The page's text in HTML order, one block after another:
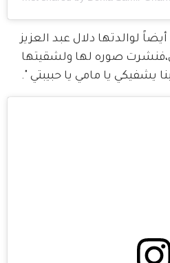
لوالدتها دلال عبد العزيز
صوره لها ولشقيتها
يشفيكي يا مامي يا حبيبتي ".